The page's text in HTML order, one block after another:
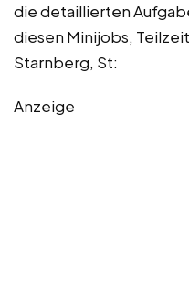
die detaillierten
diesen Minijobs,
Starnberg, St:
Anzeige